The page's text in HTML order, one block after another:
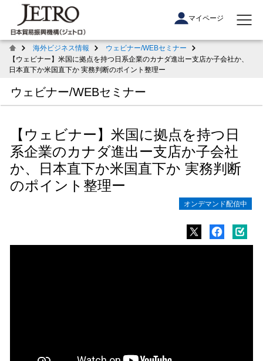
マイページ
海外ビジネス情報
ウェビナー/WEBセミナー
【ウェビナー】米国に拠点を持つ日系企業のカナダ進出ー支店か子会社か、
日本直下か米国直下か 実務判断のポイント整理ー
ウェビナー/WEBセミナー
【ウェビナー】米国に拠点を持つ日
系企業のカナダ進出ー支店か子会社
か、日本直下か米国直下か 実務判断
のポイント整理ー
オンデマンド配信中